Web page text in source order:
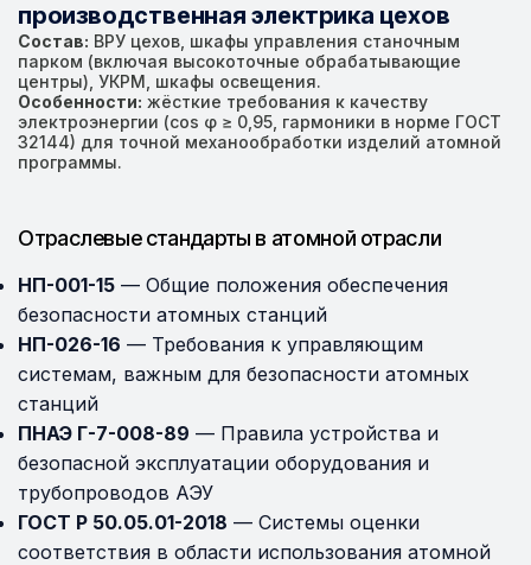
производственная электрика цехов
Состав: ВРУ цехов, шкафы управления станочным
парком (включая высокоточные обрабатывающие
центры), УКРМ, шкафы освещения.
Особенности: жёсткие требования к качеству
электроэнергии (cos φ ≥ 0,95, гармоники в норме ГОСТ
32144) для точной механообработки изделий атомной
программы.
Отраслевые стандарты в атомной отрасли
НП-001-15 — Общие положения обеспечения
безопасности атомных станций
НП-026-16 — Требования к управляющим
системам, важным для безопасности атомных
станций
ПНАЭ Г-7-008-89 — Правила устройства и
безопасной эксплуатации оборудования и
трубопроводов АЭУ
ГОСТ Р 50.05.01-2018 — Системы оценки
соответствия в области использования атомной